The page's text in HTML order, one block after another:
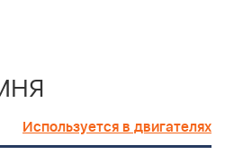
Используется в двигателях